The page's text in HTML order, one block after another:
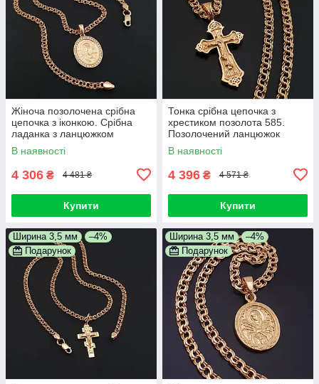
Жіноча позолочена срібна
цепочка з іконкою. Срібна
ладанка з ланцюжком
бісмарк позолота 585. 50 см
В наявності
4 306 ₴ 4 481 ₴
Купити
Тонка срібна цепочка з
хрестиком позолота 585.
Позолочений ланцюжок
бісмарк і кулон хрестик
срібло 925 55 см
В наявності
4 396 ₴ 4 571 ₴
Купити
Ширина 3,5 мм
–4%
Подарунок
Ширина 3,5 мм
–4%
Подарунок